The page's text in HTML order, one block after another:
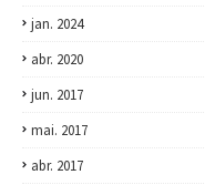
jan. 2024
abr. 2020
jun. 2017
mai. 2017
abr. 2017